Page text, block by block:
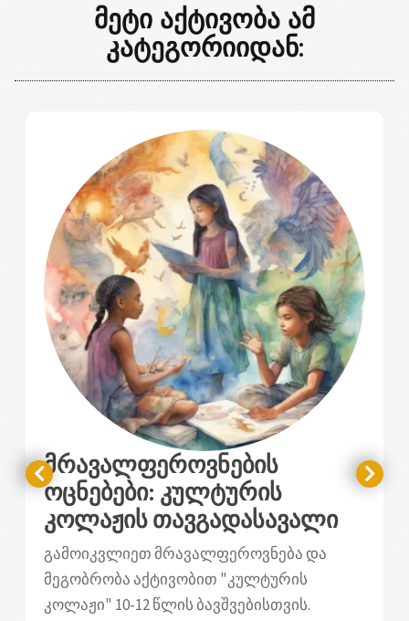
მეტი აქტივობა ამ
კატეგორიიდან:
მრავალფეროვნების
ოცნებები: კულტურის
კოლაჟის თავგადასავალი
გამოიკვლიეთ მრავალფეროვნება და
მეგობრობა აქტივობით "კულტურის
კოლაჟი" 10-12 წლის ბავშვებისთვის.